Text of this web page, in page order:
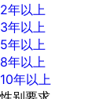
2年以上
3年以上
5年以上
8年以上
10年以上